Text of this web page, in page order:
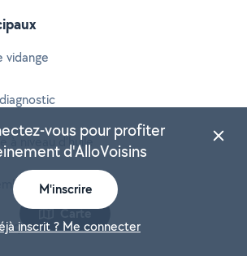
vidange
à niveau d'huile
plaquettes de frein
Carte
vous pour profiter
d'AlloVoisins
M'inscrire
inscrit ? Me connecter